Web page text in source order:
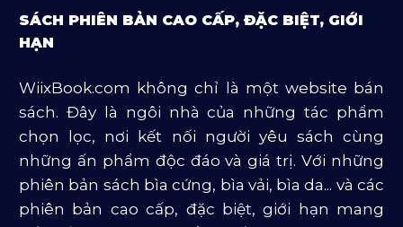
Sản Phẩm Mở Bán
Văn Học Và Lịch Sử
SÁCH PHIÊN BẢN CAO CẤP, ĐẶC BIỆT, GIỚI
HẠN
WiixBook.com không chỉ là một website bán
sách. Đây là ngôi nhà của những tác phẩm
chọn lọc, nơi kết nối người yêu sách cùng
những ấn phẩm độc đáo và giá trị. Với những
phiên bản sách bìa cứng, bìa vải, bìa da... và các
phiên bản cao cấp, đặc biệt, giới hạn mang